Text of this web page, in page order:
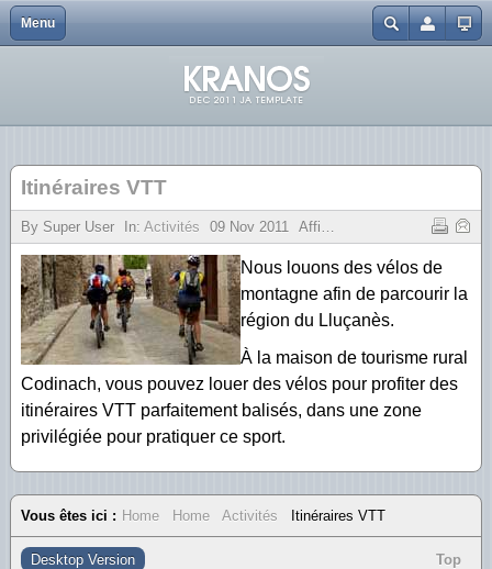
Menu Close
Disponibilité
Prix
Photos
Contacter
Quartier des vaches
La piscine
Vie paysanne
Galerie Cal Masover
Galerie vie paysanne
Mot de passe oublié ?
Identifiant oublié ?
Itinéraires VTT
By Super User In: Activités 09 Nov 2011 Affichages :
Nous louons des vélos de
montagne afin de parcourir la
région du Lluçanès.
À la maison de tourisme rural
Codinach, vous pouvez louer des vélos pour profiter des
itinéraires VTT parfaitement balisés, dans une zone
privilégiée pour pratiquer ce sport.
Vous êtes ici : Home Home Activités Itinéraires VTT
Desktop Version Top